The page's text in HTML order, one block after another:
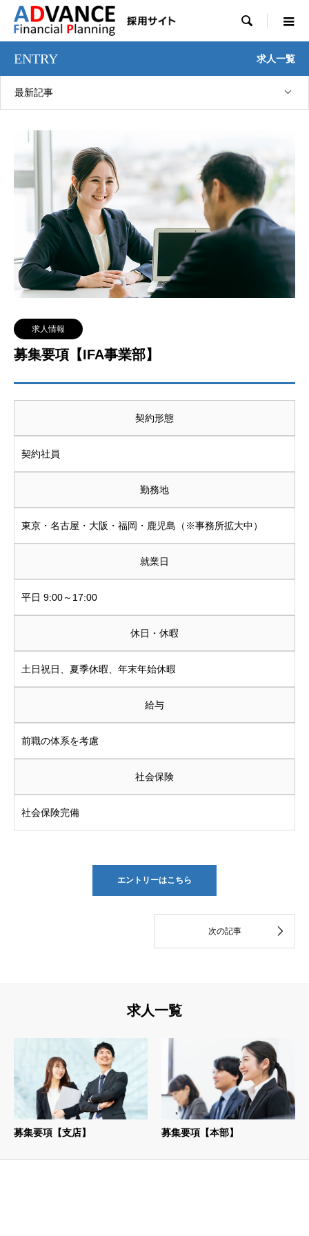

ENTRY 求人一覧
最新記事
求人情報
募集要項【IFA事業部】
契約形態
契約社員
勤務地
東京・名古屋・大阪・福岡・鹿児島（※事務所拡大中）
就業日
平日 9:00～17:00
休日・休暇
土日祝日、夏季休暇、年末年始休暇
給与
前職の体系を考慮
社会保険
社会保険完備
エントリーはこちら
求人一覧
募集要項【支店】 募集要項【本部】